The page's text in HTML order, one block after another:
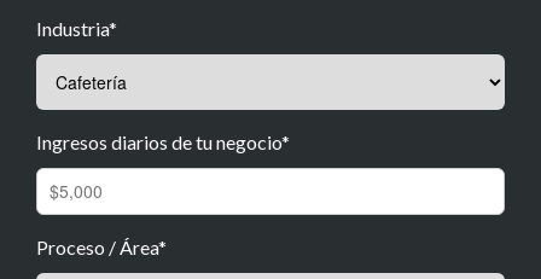
Industria*
Ingresos diarios de tu negocio*
Proceso / Área*